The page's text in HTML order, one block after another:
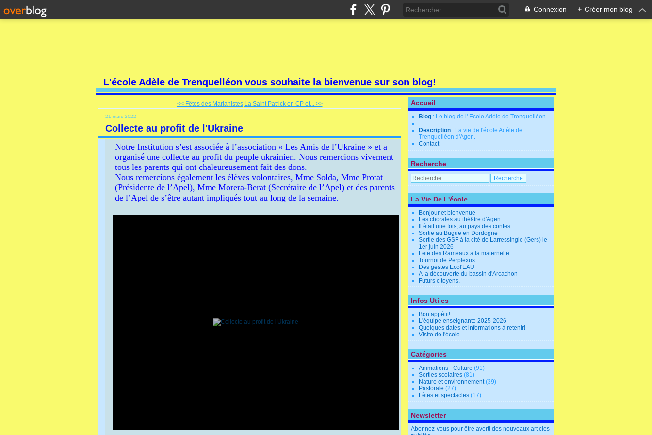
Connexion + Créer mon blog
L'école Adèle de Trenquelléon vous souhaite la bienvenue sur son blog!
<< Fêtes des Marianistes La Saint Patrick en CP et... >>
21 mars 2022
Collecte au profit de l'Ukraine
‌Notre Institution s’est associée à l’association « Les Amis de l’Ukraine » et a
organisé une collecte au profit du peuple ukrainien. Nous remercions vivement
tous les parents qui ont chaleureusement fait des dons.
Nous remercions également les élèves volontaires, Mme Solda, Mme Protat
(Présidente de l’Apel), Mme Morera-Berat (Secrétaire de l’Apel) et des parents
de l’Apel de s’être autant impliqués tout au long de la semaine.
Accueil
Blog : Le blog de l' Ecole Adèle de Trenquelléon
Description : La vie de l'école Adèle de
Trenquelléon d'Agen.
Contact
Recherche
La Vie De L'école.
Bonjour et bienvenue
Les chorales au théâtre d'Agen
Il était une fois, au pays des contes...
Sortie au Bugue en Dordogne
Sortie des GSF à la cité de Larressingle (Gers) le
1er juin 2026
Fête des Rameaux à la maternelle
Tournoi de Perplexus
Des gestes Ecol'EAU
A la découverte du bassin d'Arcachon
Futurs citoyens.
Infos Utiles
Bon appétit!
L'équipe enseignante 2025-2026
Quelques dates et informations à retenir!
Visite de l'école.
Catégories
Animations - Culture (91)
Sorties scolaires (81)
Nature et environnement(39)
Pastorale (27)
Fêtes et spectacles (17)
Newsletter
Abonnez-vous pour être averti des nouveaux articles